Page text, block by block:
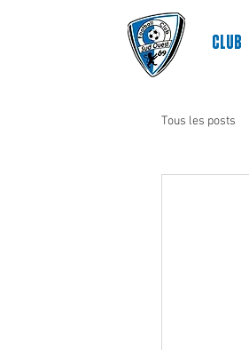
Club
Tous les posts